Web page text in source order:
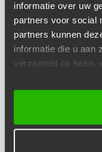
informatie over uw
partners voor social
partners kunnen
informatie die u aan
verzameld op basis
gebruiken.
Maandag
Donderdag
Zaterdag